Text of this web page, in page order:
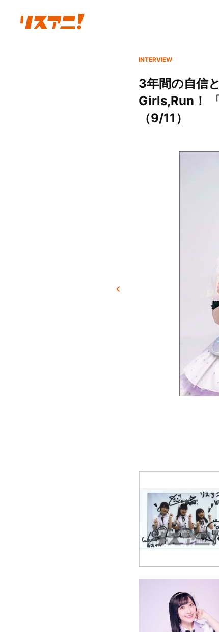
INTERVIEW
3年間の自信
Girls,Run！
（9/11）